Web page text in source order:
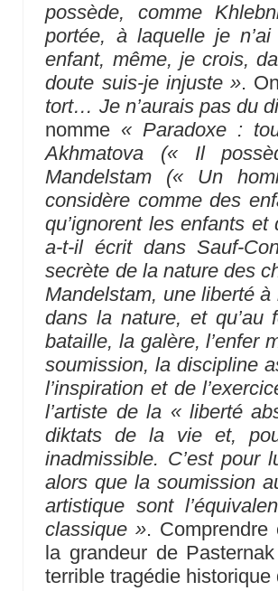
possède, comme
portée, à laquelle je
enfant, même, je crois,
doute suis-je injuste ».
tort… Je n’aurais pas du
nomme « Paradoxe :
Akhmatova (« Il
Mandelstam (« Un
considère comme des
qu’ignorent les enfants
a-t-il écrit dans Sauf-
secrète de la nature des
Mandelstam, une liberté
dans la nature, et
bataille, la galère, l’enfer
soumission, la discipline
l’inspiration et de
l’artiste de la « liberté
diktats de la vie et,
inadmissible. C’est pour
alors que la soumission
artistique sont
classique ». Comprendre
la grandeur de
terrible tragédie historique